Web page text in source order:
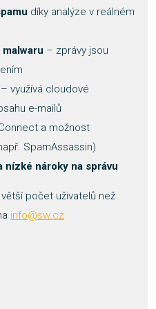
díky analýze v reálném
– zprávy jsou
– využívá cloudové
e-mailů
a možnost
SpamAssassin)
nároky na správu
počet uživatelů než
info@sw.cz